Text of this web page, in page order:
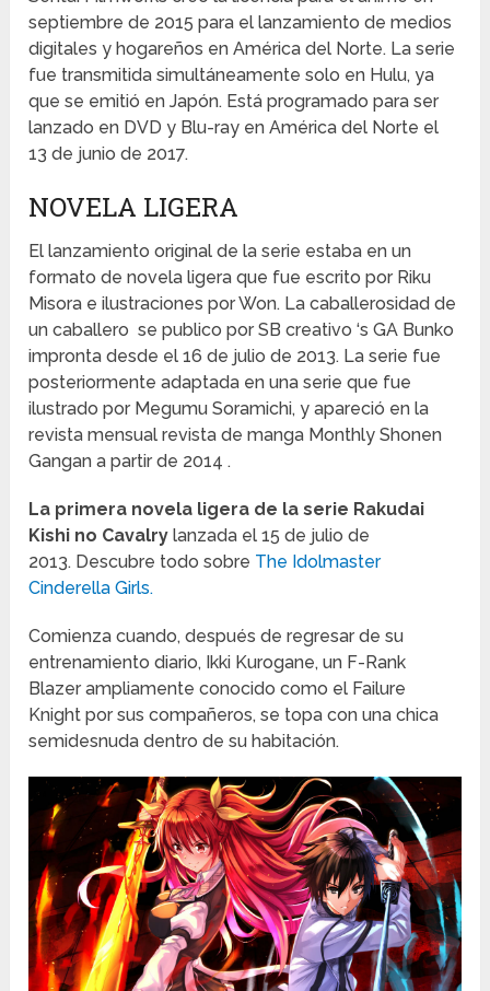
septiembre de 2015 para el lanzamiento de medios
digitales y hogareños en América del Norte. La serie
fue transmitida simultáneamente solo en Hulu, ya
que se emitió en Japón. Está programado para ser
lanzado en DVD y Blu-ray en América del Norte el
13 de junio de 2017.
NOVELA LIGERA
El lanzamiento original de la serie estaba en un
formato de novela ligera que fue escrito por Riku
Misora ​​e ilustraciones por Won. La caballerosidad de
un caballero se publico por SB creativo ‘s GA Bunko
impronta desde el 16 de julio de 2013. La serie fue
posteriormente adaptada en una serie que fue
ilustrado por Megumu Soramichi, y apareció en la
revista mensual revista de manga Monthly Shonen
Gangan a partir de 2014 .
La primera novela ligera de la serie Rakudai
Kishi no Cavalry lanzada el 15 de julio de
2013. Descubre todo sobre The Idolmaster
Cinderella Girls.
Comienza cuando, después de regresar de su
entrenamiento diario, Ikki Kurogane, un F-Rank
Blazer ampliamente conocido como el Failure
Knight por sus compañeros, se topa con una chica
semidesnuda dentro de su habitación.